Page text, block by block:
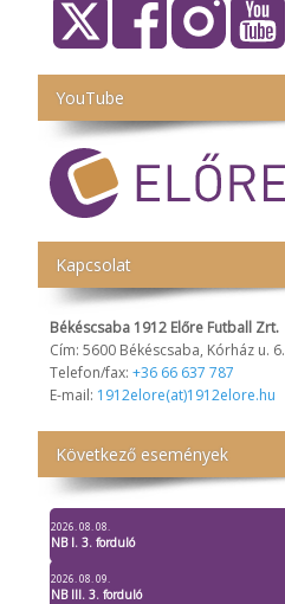
YouTube
Kapcsolat
Békéscsaba 1912 Előre Futball Zrt.
Cím: 5600 Békéscsaba, Kórház u. 6.
Telefon/fax: +36 66 637 787
E-mail: 1912elore(at)1912elore.hu
Következő események
2026. 08. 08.
NB I. 3. forduló
2026. 08. 09.
NB III. 3. forduló